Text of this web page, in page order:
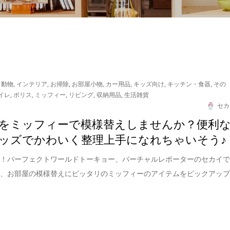
物, インテリア, お掃除, お部屋小物, カー用品, キッズ向け, キッチン・食器, その
レ,ボリス, ミッフィー, リビング, 収納用品,生活雑貨
セ
ミッフィーで模様替えしませんか？便利
ズでかわいく整理上手になれちゃいそう♪
パーフェクトワールドトーキョー、バーチャルレポーターのセカイで
お部屋の模様替えにピッタリのミッフィーのアイテムをピックアップ